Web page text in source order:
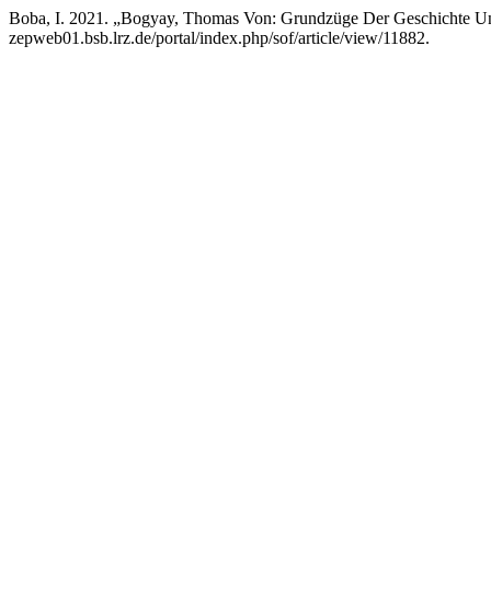
Boba, I. 2021. „Bogyay, Thomas Von: Grundzüge Der Geschichte
zepweb01.bsb.lrz.de/portal/index.php/sof/article/view/11882.